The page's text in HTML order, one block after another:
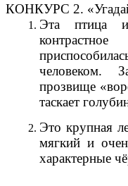
КОНКУРС 2.
Эта птица
человеком.
прозвище
таскает
Это крупная
мягкий и
характерные